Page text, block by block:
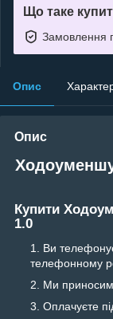
Що таке
Замовлення
Опис
Опис
Купити
1.0
Ви
телефонному
Ми
Оплачуєте